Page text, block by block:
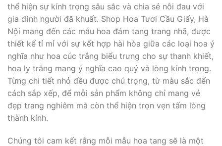
thể hiện sự kính trọng sâu sắc và chia sẻ nỗi đau với
gia đình người đã khuất. Shop Hoa Tươi Cầu Giấy, Hà
Nội mang đến các mẫu hoa đám tang trang nhã, được
thiết kế tỉ mỉ với sự kết hợp hài hòa giữa các loại hoa ý
nghĩa như hoa cúc trắng biểu trưng cho sự thanh khiết,
hoa ly trắng mang ý nghĩa cao quý và lòng kính trọng.
Từng chi tiết nhỏ đều được chú trọng, từ màu sắc đến
cách sắp xếp, để mỗi sản phẩm không chỉ mang vẻ
đẹp trang nghiêm mà còn thể hiện trọn vẹn tấm lòng
thành kính.
Chúng tôi cam kết rằng mỗi mẫu hoa tang sẽ là một